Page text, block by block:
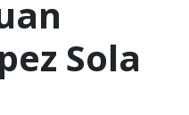
Sola